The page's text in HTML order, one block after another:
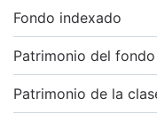
Fondo indexado
Patrimonio del fondo
Patrimonio de la